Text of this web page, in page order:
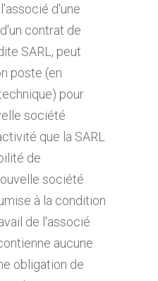
d'une
contrat de
SARL, peut
poste (en
pour
société
que la SARL
de
société
à la condition
de l'associé
aucune
obligation de